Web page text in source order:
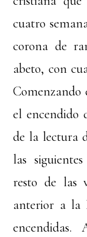
cuatro
corona de
abeto, con
el encendido
de la lectura
las
resto de las
anterior a la
encendidas.